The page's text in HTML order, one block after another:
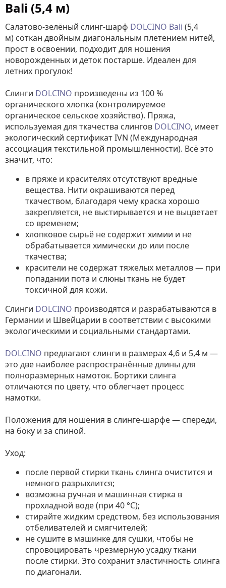
Bali (5,4 м)
Салатово-зелёный слинг-шарф DOLCINO Bali (5,4
м) соткан двойным диагональным плетением нитей,
прост в освоении, подходит для ношения
новорожденных и деток постарше. Идеален для
летних прогулок!
Слинги DOLCINO произведены из 100 %
органического хлопка (контролируемое
органическое сельское хозяйство). Пряжа,
используемая для ткачества слингов DOLCINO, имеет
экологический сертификат IVN (Международная
ассоциация текстильной промышленности). Всё это
значит, что:
в пряже и красителях отсутствуют вредные
вещества. Нити окрашиваются перед
ткачеством, благодаря чему краска хорошо
закрепляется, не выстирывается и не выцветает
со временем;
хлопковое сырьё не содержит химии и не
обрабатывается химически до или после
ткачества;
красители не содержат тяжелых металлов — при
попадании пота и слюны ткань не будет
токсичной для кожи.
Слинги DOLCINO производятся и разрабатываются в
Германии и Швейцарии в соответствии с высокими
экологическими и социальными стандартами.
DOLCINO предлагают слинги в размерах 4,6 и 5,4 м —
это две наиболее распространённые длины для
полноразмерных намоток. Бортики слинга
отличаются по цвету, что облегчает процесс
намотки.
Положения для ношения в слинге-шарфе — спереди,
на боку и за спиной.
Уход:
после первой стирки ткань слинга очистится и
немного разрыхлится;
возможна ручная и машинная стирка в
прохладной воде (при 40 °С);
стирайте жидким средством, без использования
отбеливателей и смягчителей;
не сушите в машинке для сушки, чтобы не
спровоцировать чрезмерную усадку ткани
после стирки. Это сохранит эластичность слинга
по диагонали.